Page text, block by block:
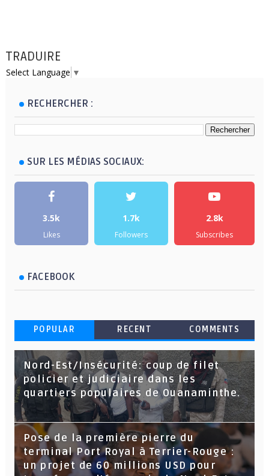
TRADUIRE
Select Language ▼
RECHERCHER :
SUR LES MÉDIAS SOCIAUX:
3.5k
Likes
1.7k
Followers
2.8k
Subscribes
FACEBOOK
POPULAR RECENT COMMENTS
Nord-Est/Insécurité: coup de filet
policier et judiciaire dans les
quartiers populaires de Ouanaminthe.
Pose de la première pierre du
terminal Port Royal à Terrier-Rouge :
un projet de 60 millions USD pour